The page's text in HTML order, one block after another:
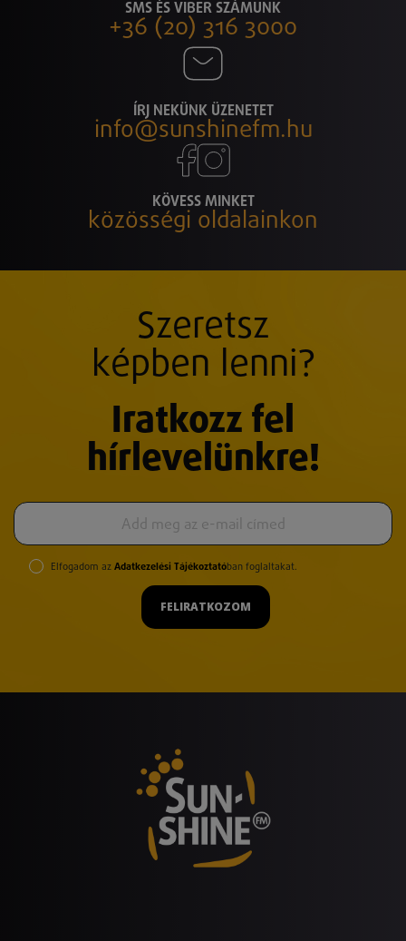
SMS ÉS VIBER SZÁMUNK
+36 (20) 316 3000
ÍRJ NEKÜNK ÜZENETET
info@sunshinefm.hu
KÖVESS MINKET
közösségi oldalainkon
Szeretsz
képben lenni?
Iratkozz fel
hírlevelünkre!
Elfogadom az Adatkezelési Tájékoztatóban foglaltakat.
FELIRATKOZOM